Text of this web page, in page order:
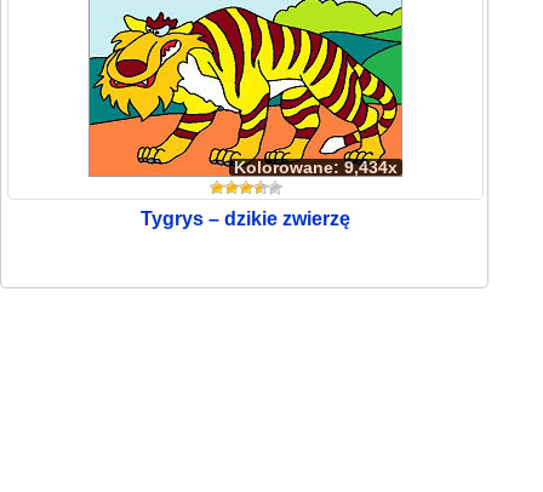
Kolorowane: 9,434x
Tygrys – dzikie zwierzę